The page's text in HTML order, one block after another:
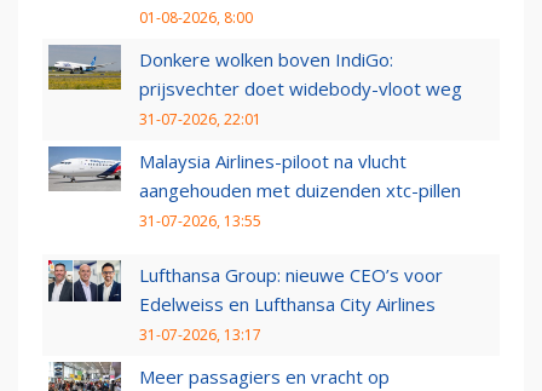
01-08-2026, 8:00
Donkere wolken boven IndiGo:
prijsvechter doet widebody-vloot weg
31-07-2026, 22:01
Malaysia Airlines-piloot na vlucht
aangehouden met duizenden xtc-pillen
31-07-2026, 13:55
Lufthansa Group: nieuwe CEO’s voor
Edelweiss en Lufthansa City Airlines
31-07-2026, 13:17
Meer passagiers en vracht op